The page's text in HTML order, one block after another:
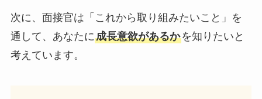
次に、面接官は「これから取り組みたいこと」を
通して、あなたに成長意欲があるかを知りたいと
考えています。